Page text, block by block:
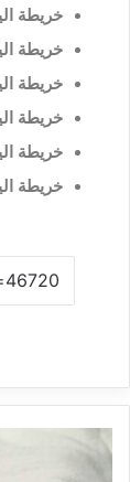
خريطة
خريطة
خريطة
خريطة
خريطة
خريطة